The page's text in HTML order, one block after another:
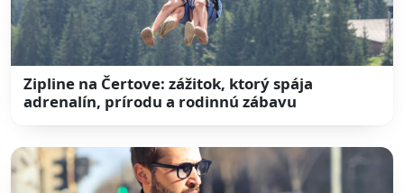
Zipline na Čertove: zážitok, ktorý spája
adrenalín, prírodu a rodinnú zábavu